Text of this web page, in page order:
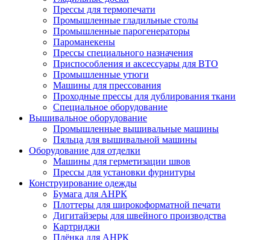
Прессы для термопечати
Промышленные гладильные столы
Промышленные парогенераторы
Пароманекены
Прессы специального назначения
Приспособления и аксессуары для ВТО
Промышленные утюги
Машины для прессования
Проходные прессы для дублирования ткани
Специальное оборудование
Вышивальное оборудование
Промышленные вышивальные машины
Пяльца для вышивальной машины
Оборудование для отделки
Машины для герметизации швов
Прессы для установки фурнитуры
Конструирование одежды
Бумага для АНРК
Плоттеры для широкоформатной печати
Дигитайзеры для швейного производства
Картриджи
Плёнка для АНРК